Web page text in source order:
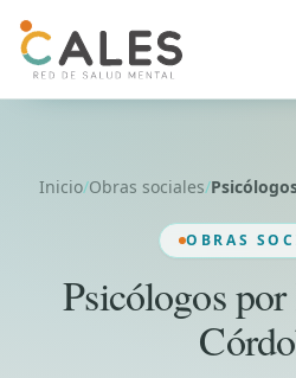
Inicio/Obras sociales/
OBRAS
Psicólogos